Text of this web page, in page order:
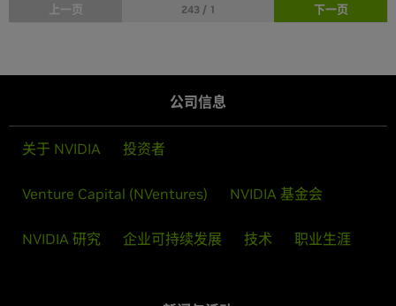
上一页 243 / 1 下一页
公司信息
关于 NVIDIA 投资者
Venture Capital (NVentures) NVIDIA 基金会
NVIDIA 研究 企业可持续发展 技术 职业生涯